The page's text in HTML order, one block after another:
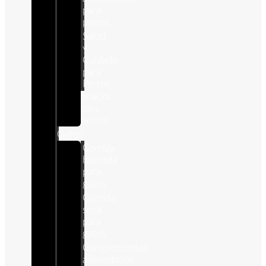
para
perros
Salud
y
Cuidado
para
Perros
Gatos
Comida
humeda
para
gatos
Comida
seca
para
gatos
Complementos
alimenticios